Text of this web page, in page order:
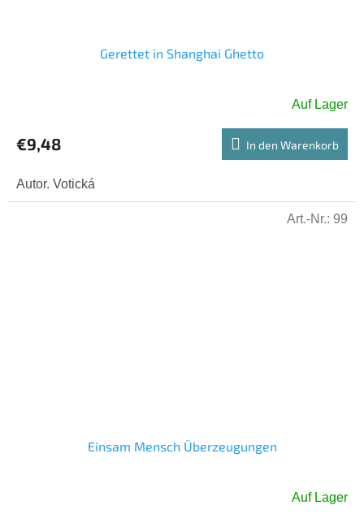
Gerettet in Shanghai Ghetto
Auf Lager
€9,48 In den Warenkorb
Autor. Votická
Einsam Mensch Überzeugungen
Auf Lager
Art.-Nr.: 99